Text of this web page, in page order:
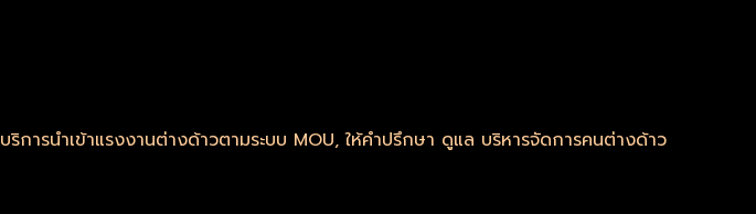
บริการนำเข้าแรงงานต่างด้าวตามระบบ MOU,ให้คำปรึกษา ดูแล บริหารจัดการคนต่างด้าว